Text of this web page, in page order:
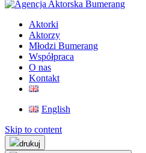
Aktorki
Aktorzy
Młodzi Bumerang
Współpraca
O nas
Kontakt
English
Skip to content
drukuj